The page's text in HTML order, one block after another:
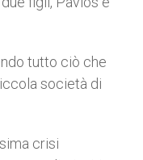
tutto ciò che
società di
crisi